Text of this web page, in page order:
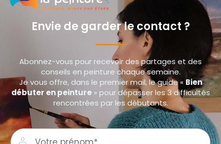
Envie de garder le contact ?
Abonnez-vous pour recevoir des partages et des
conseils en peinture chaque semaine.
Je vous offre, dans le premier mail, le guide « Bien
débuter en peinture» pour dépasser les 3 difficultés
rencontrées par les débutants.